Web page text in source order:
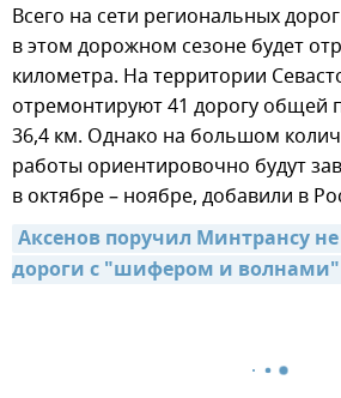
Всего на сети региональных
в этом дорожном сезоне будет
километра. На территории
отремонтируют 41 дорогу общей
36,4 км. Однако на большом
работы ориентировочно будут
в октябре – ноябре, добавили в
Аксенов поручил Минтрансу
дороги с "шифером и волнами"